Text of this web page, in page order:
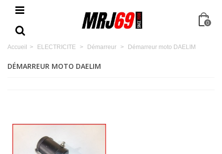
0
Accueil > ELECTRICITE > Démarreur > Démarreur moto DAELIM
DÉMARREUR MOTO DAELIM